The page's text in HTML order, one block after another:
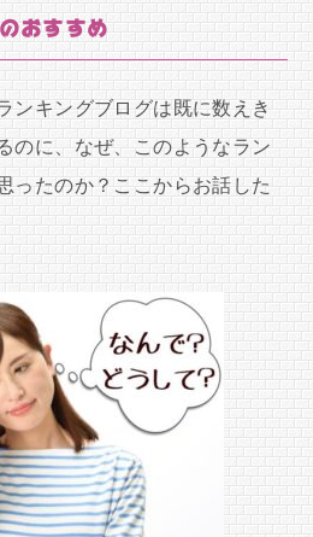
おすすめ
ンキングブログは既に数えき
のに、なぜ、このようなラン
ったのか？ここからお話した